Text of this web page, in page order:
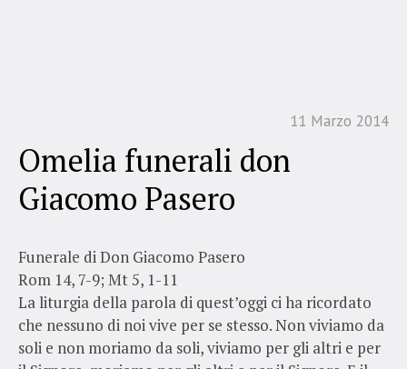
11 Marzo 2014
Omelia funerali don
Giacomo Pasero
Funerale di Don Giacomo Pasero
Rom 14, 7-9; Mt 5, 1-11
La liturgia della parola di quest’oggi ci ha ricordato
che nessuno di noi vive per se stesso. Non viviamo da
soli e non moriamo da soli, viviamo per gli altri e per